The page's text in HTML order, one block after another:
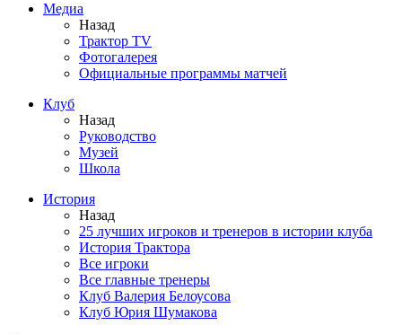
Медиа
Назад
Трактор TV
Фотогалерея
Официальные программы матчей
Клуб
Назад
Руководство
Музей
Школа
История
Назад
25 лучших игроков и тренеров в истории клуба
История Трактора
Все игроки
Все главные тренеры
Клуб Валерия Белоусова
Клуб Юрия Шумакова